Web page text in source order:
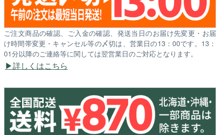
ご注文商品の確認、ご入金の確認、発送当日のお届け先変更・お届
け時間帯変更・キャンセル等の〆切は、営業日の13：00です。13：
01分以降のご連絡等に関しては翌営業日のご対応となります。
詳しくはこちら